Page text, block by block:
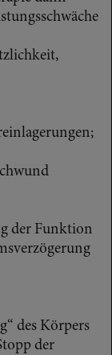
der Funktion
des Körpers
der